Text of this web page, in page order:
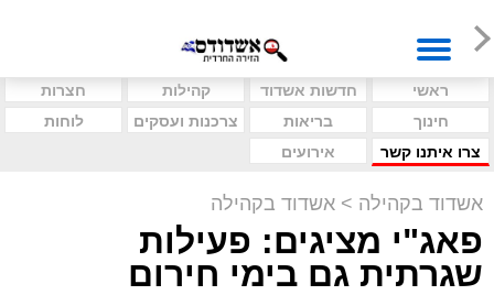
ראשי חדשות אשדוד קהילות
חצרות
חינוך
בריאות צרכנות ועסקים
לוחות
צרו איתנו קשר
אירועים
אשדוד בקהילה > אשדוד בקהילה
פאג"י מציגים: פעילות
שגרתית גם בימי חירום